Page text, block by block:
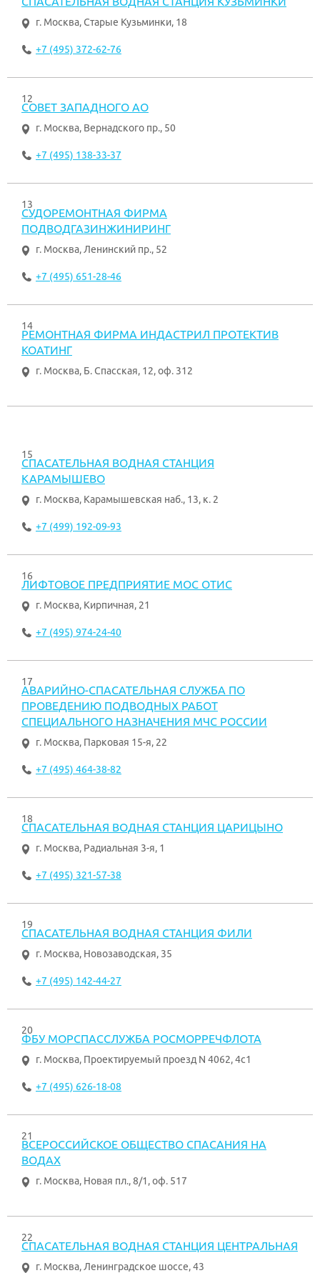
г. Москва, Старые Кузьминки, 18
+7 (495) 372-62-76
12
СОВЕТ ЗАПАДНОГО АО
г. Москва, Вернадского пр., 50
+7 (495) 138-33-37
13
СУДОРЕМОНТНАЯ ФИРМА
ПОДВОДГАЗИНЖИНИРИНГ
г. Москва,Ленинский пр., 52
+7 (495) 651-28-46
14
РЕМОНТНАЯ ФИРМА ИНДАСТРИЛ ПРОТЕКТИВ
КОАТИНГ
г. Москва, Б. Спасская, 12, оф. 312
15
СПАСАТЕЛЬНАЯ ВОДНАЯ СТАНЦИЯ
КАРАМЫШЕВО
г. Москва, Карамышевская наб., 13, к. 2
+7 (499) 192-09-93
16
ЛИФТОВОЕ ПРЕДПРИЯТИЕ МОС ОТИС
г. Москва, Кирпичная, 21
+7 (495) 974-24-40
17
АВАРИЙНО-СПАСАТЕЛЬНАЯ СЛУЖБА ПО
ПРОВЕДЕНИЮ ПОДВОДНЫХ РАБОТ
СПЕЦИАЛЬНОГО НАЗНАЧЕНИЯ МЧС РОССИИ
г. Москва, Парковая 15-я, 22
+7 (495) 464-38-82
18
СПАСАТЕЛЬНАЯ ВОДНАЯ СТАНЦИЯ ЦАРИЦЫНО
г. Москва, Радиальная 3-я, 1
+7 (495) 321-57-38
19
СПАСАТЕЛЬНАЯ ВОДНАЯ СТАНЦИЯ ФИЛИ
г. Москва, Новозаводская, 35
+7 (495) 142-44-27
20
ФБУ МОРСПАССЛУЖБА РОСМОРРЕЧФЛОТА
г. Москва, Проектируемый проезд N 4062, 4с1
+7 (495) 626-18-08
21
ВСЕРОССИЙСКОЕ ОБЩЕСТВО СПАСАНИЯ НА
ВОДАХ
г. Москва, Новая пл., 8/1, оф. 517
22
СПАСАТЕЛЬНАЯ ВОДНАЯ СТАНЦИЯ ЦЕНТРАЛЬНАЯ
г. Москва,Ленинградское шоссе, 43